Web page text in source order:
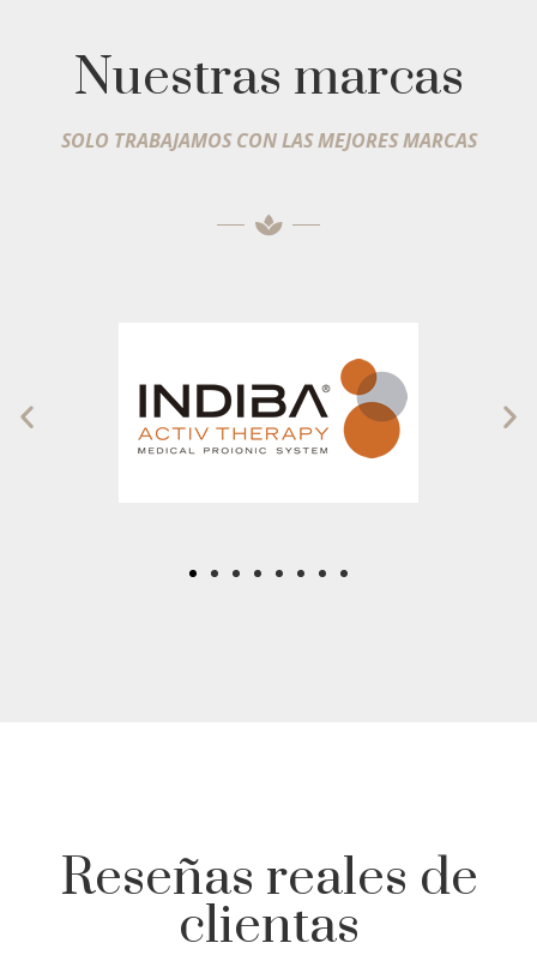
Nuestras marcas
SOLO TRABAJAMOS CON LAS MEJORES MARCAS
Reseñas reales de
clientas